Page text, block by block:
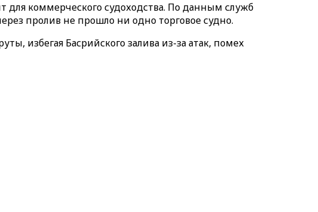
для коммерческого судоходства. По данным служб
пролив не прошло ни одно торговое судно.
избегая Басрийского залива из-за атак, помех